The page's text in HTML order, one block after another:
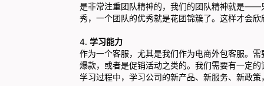
是非常注重团队精神的，我们的团队精神就是——
秀，一个团队的优秀就是花团锦簇了。这样才会
4. 学习能力
作为一个客服，尤其是我们作为电商外包客服。
爆款，或者是促销活动之类的。我们需要有一定
学习过程中，学习公司的新产品、新服务、新政